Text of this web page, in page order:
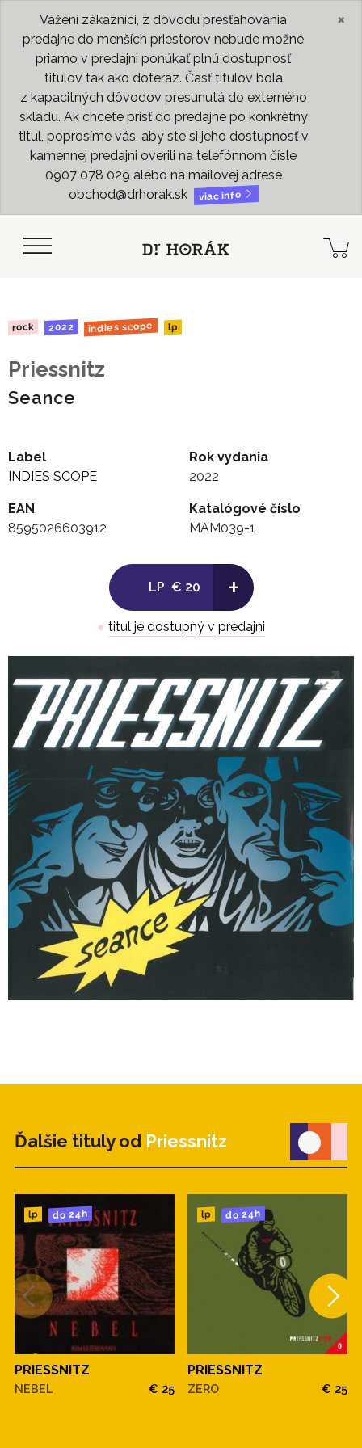
Vážení zákazníci, z dôvodu presťahovania
predajne do menších priestorov nebude možné
priamo v predajni ponúkať plnú dostupnosť
titulov tak ako doteraz. Časť titulov bola
z kapacitných dôvodov presunutá do externého
skladu. Ak chcete prísť do predajne po konkrétny
titul, poprosíme vás, aby ste si jeho dostupnosť v
kamennej predajni overili na telefónnom čísle
0907 078 029 alebo na mailovej adrese
obchod@drhorak.sk
viac info
×
rock 2022 indies scope lp
Priessnitz
Seance
Label
INDIES SCOPE
Rok vydania
2022
EAN
8595026603912
Katalógové číslo
MAM039-1
LP € 20 +
● titul je dostupný v predajni
Ďalšie tituly od Priessnitz
lp do 24h
PRIESSNITZ
NEBEL € 25
lp do 24h
PRIESSNITZ
ZERO € 25